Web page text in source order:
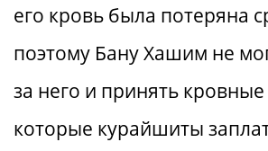
его кровь была потеряна
поэтому Бану Хашим не
за него и принять кровные
которые курайшиты